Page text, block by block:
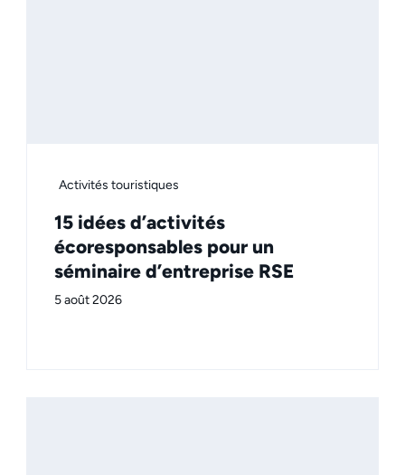
Activités touristiques
15 idées d’activités
écoresponsables pour un
séminaire d’entreprise RSE
5 août 2026